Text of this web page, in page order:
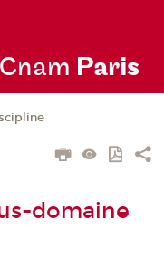
Cnam Paris
domaine